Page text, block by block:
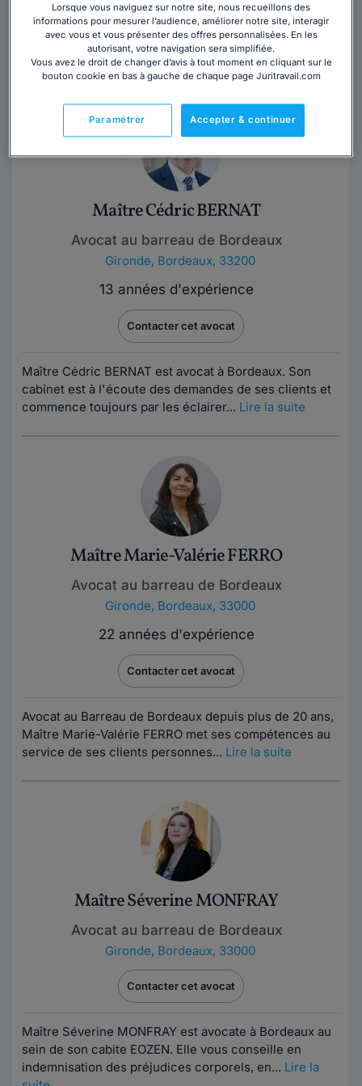
Maître André-Pierre VERGÉ est avocat au barreau de
Bordeaux. Avant d'exercer la profession d'avocat, il a
exercé le métier de juriste...Lire la suite
Maître Cédric BERNAT
Avocat au barreau de Bordeaux
Gironde, Bordeaux, 33200
13 années d'expérience
Contacter cet avocat
Maître Cédric BERNAT est avocat à Bordeaux. Son
cabinet est à l'écoute des demandes de ses clients et
commence toujours par les éclairer... Lire la suite
Maître Marie-Valérie FERRO
Avocat au barreau de Bordeaux
Gironde, Bordeaux, 33000
22 années d'expérience
Contacter cet avocat
Avocat au Barreau de Bordeaux depuis plus de 20 ans,
Maître Marie-Valérie FERRO met ses compétences au
service de ses clients personnes... Lire la suite
Maître Séverine MONFRAY
Avocat au barreau de Bordeaux
Gironde, Bordeaux, 33000
Contacter cet avocat
Maître Séverine MONFRAY est avocate à Bordeaux au
sein de son cabite EOZEN. Elle vous conseille en
indemnisation des préjudices corporels, en... Lire la
Lorsque vous naviguez sur notre site, nous recueillons des
informations pour mesurer l’audience, améliorer notre site, interagir
avec vous et vous présenter des offres personnalisées. En les
autorisant, votre navigation sera simplifiée.
Vous avez le droit de changer d’avis à tout moment en cliquant sur le
bouton cookie en bas à gauche de chaque page Juritravail.com
Accepter & continuer
Paramétrer